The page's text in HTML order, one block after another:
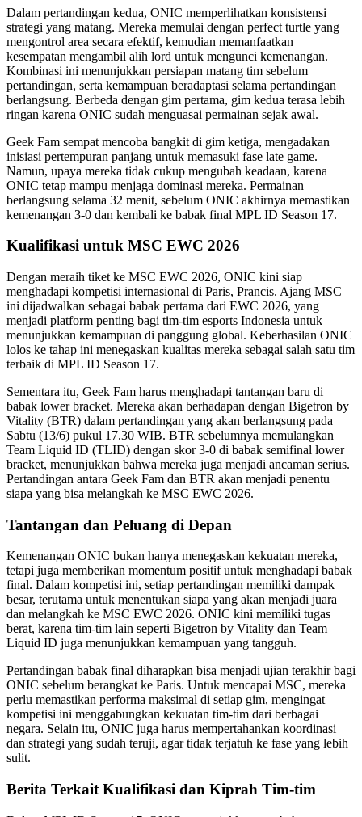
Dalam pertandingan kedua, ONIC memperlihatkan konsistensi
strategi yang matang. Mereka memulai dengan perfect turtle yang
mengontrol area secara efektif, kemudian memanfaatkan
kesempatan mengambil alih lord untuk mengunci kemenangan.
Kombinasi ini menunjukkan persiapan matang tim sebelum
pertandingan, serta kemampuan beradaptasi selama pertandingan
berlangsung. Berbeda dengan gim pertama, gim kedua terasa lebih
ringan karena ONIC sudah menguasai permainan sejak awal.
Geek Fam sempat mencoba bangkit di gim ketiga, mengadakan
inisiasi pertempuran panjang untuk memasuki fase late game.
Namun, upaya mereka tidak cukup mengubah keadaan, karena
ONIC tetap mampu menjaga dominasi mereka. Permainan
berlangsung selama 32 menit, sebelum ONIC akhirnya memastikan
kemenangan 3-0 dan kembali ke babak final MPL ID Season 17.
Kualifikasi untuk MSC EWC 2026
Dengan meraih tiket ke MSC EWC 2026, ONIC kini siap
menghadapi kompetisi internasional di Paris, Prancis. Ajang MSC
ini dijadwalkan sebagai babak pertama dari EWC 2026, yang
menjadi platform penting bagi tim-tim esports Indonesia untuk
menunjukkan kemampuan di panggung global. Keberhasilan ONIC
lolos ke tahap ini menegaskan kualitas mereka sebagai salah satu tim
terbaik di MPL ID Season 17.
Sementara itu, Geek Fam harus menghadapi tantangan baru di
babak lower bracket. Mereka akan berhadapan dengan Bigetron by
Vitality (BTR) dalam pertandingan yang akan berlangsung pada
Sabtu (13/6) pukul 17.30 WIB. BTR sebelumnya memulangkan
Team Liquid ID (TLID) dengan skor 3-0 di babak semifinal lower
bracket, menunjukkan bahwa mereka juga menjadi ancaman serius.
Pertandingan antara Geek Fam dan BTR akan menjadi penentu
siapa yang bisa melangkah ke MSC EWC 2026.
Tantangan dan Peluang di Depan
Kemenangan ONIC bukan hanya menegaskan kekuatan mereka,
tetapi juga memberikan momentum positif untuk menghadapi babak
final. Dalam kompetisi ini, setiap pertandingan memiliki dampak
besar, terutama untuk menentukan siapa yang akan menjadi juara
dan melangkah ke MSC EWC 2026. ONIC kini memiliki tugas
berat, karena tim-tim lain seperti Bigetron by Vitality dan Team
Liquid ID juga menunjukkan kemampuan yang tangguh.
Pertandingan babak final diharapkan bisa menjadi ujian terakhir bagi
ONIC sebelum berangkat ke Paris. Untuk mencapai MSC, mereka
perlu memastikan performa maksimal di setiap gim, mengingat
kompetisi ini menggabungkan kekuatan tim-tim dari berbagai
negara. Selain itu, ONIC juga harus mempertahankan koordinasi
dan strategi yang sudah teruji, agar tidak terjatuh ke fase yang lebih
sulit.
Berita Terkait Kualifikasi dan Kiprah Tim-tim